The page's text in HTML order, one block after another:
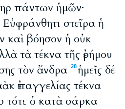
πάντων ἡμῶν·
στεῖρα ἡ
καὶ βόησον ἡ οὐκ
τὰ τέκνα τῆς ἐρήμου
τὸν ἄνδρα
28ἡμεῖς δέ
ἐπαγγελίας τέκνα
τότε ὁ κατὰ σάρκα